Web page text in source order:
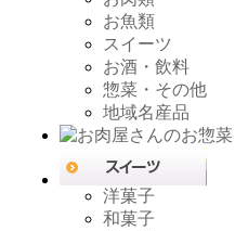
お魚類
スイーツ
お酒・飲料
惣菜・その他
地域名産品
洋菓子
和菓子